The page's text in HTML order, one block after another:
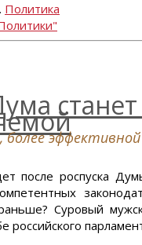
Политика
более эффективной
после роспуска
Суровый
российского